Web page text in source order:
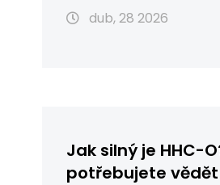
dub, 28 2026
Jak silný je HHC-
potřebujete